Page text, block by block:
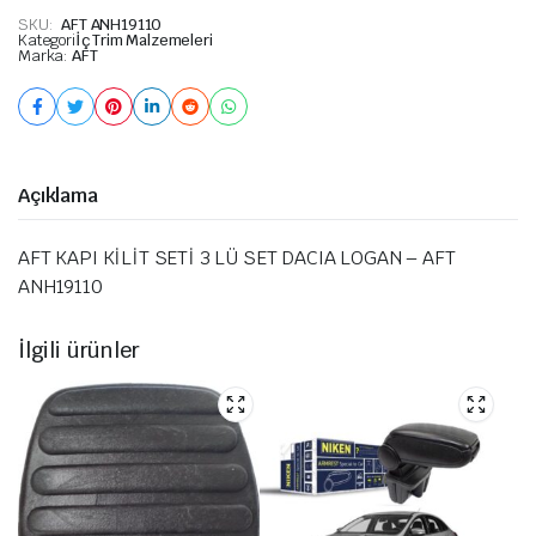
SKU: AFT ANH19110
Kategoriİç Trim Malzemeleri
Marka: AFT
Açıklama
AFT KAPI KİLİT SETİ 3 LÜ SET DACIA LOGAN – AFT
ANH19110
İlgili ürünler